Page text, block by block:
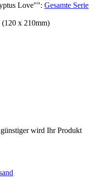
Love"": Gesamte Serie
(120 x 210mm)
günstiger wird Ihr Produkt